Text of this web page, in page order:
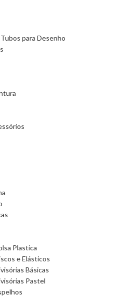
Tubos para Desenho
Plastica
e Elásticos
Básicas
Pastel